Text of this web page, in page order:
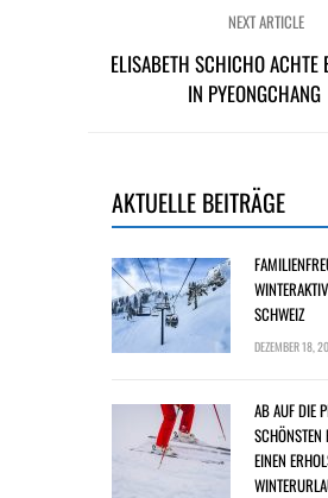
NEXT ARTICLE
ELISABETH SCHICHO ACHTE
IN
AKTUELLE BEITRÄGE
SCHWEIZ
DEZEMBER 18,
AB AUF DIE
SCHÖNSTEN
EINEN